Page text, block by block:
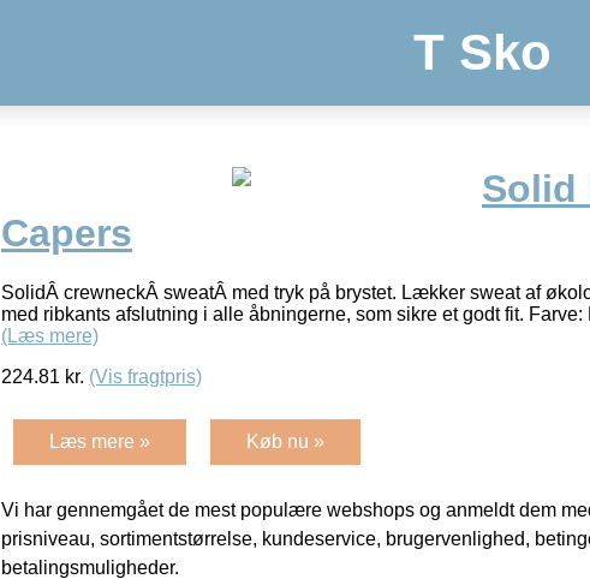
T Sko
Solid
Capers
SolidÂ crewneckÂ sweatÂ med tryk på brystet. Lækker sweat af
med ribkants afslutning i alle åbningerne, som sikre et godt fit.
(Læs mere)
224.81 kr. (Vis fragtpris)
Læs mere » Køb nu »
Vi har gennemgået de mest populære webshops og anmeldt dem
prisniveau, sortimentstørrelse, kundeservice, brugervenlighed,
betalingsmuligheder.